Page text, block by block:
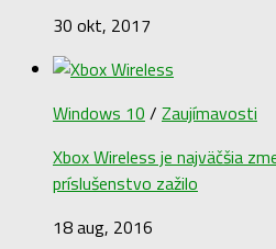
30 okt, 2017
Windows 10 / Zaujímavosti
Xbox Wireless je najväčšia
príslušenstvo zažilo
18 aug, 2016